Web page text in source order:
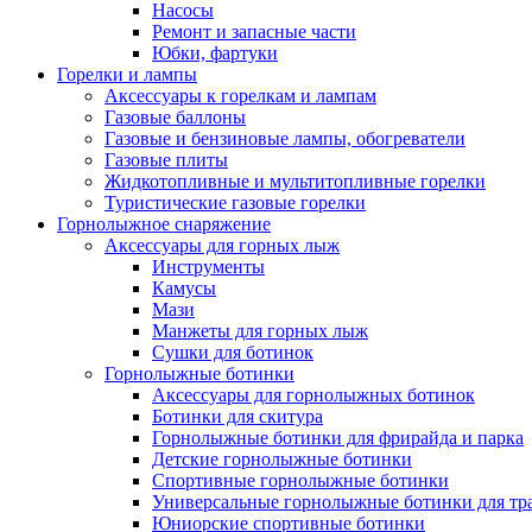
Насосы
Ремонт и запасные части
Юбки, фартуки
Горелки и лампы
Аксессуары к горелкам и лампам
Газовые баллоны
Газовые и бензиновые лампы, обогреватели
Газовые плиты
Жидкотопливные и мультитопливные горелки
Туристические газовые горелки
Горнолыжное снаряжение
Аксессуары для горных лыж
Инструменты
Камусы
Мази
Манжеты для горных лыж
Сушки для ботинок
Горнолыжные ботинки
Аксессуары для горнолыжных ботинок
Ботинки для скитура
Горнолыжные ботинки для фрирайда и парка
Детские горнолыжные ботинки
Спортивные горнолыжные ботинки
Универсальные горнолыжные ботинки для
Юниорские спортивные ботинки